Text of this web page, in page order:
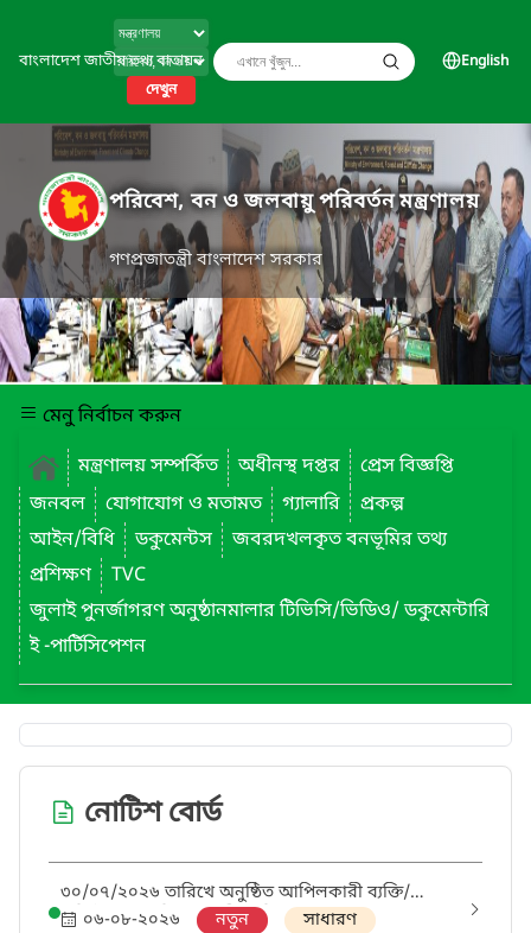
বাংলাদেশ জাতীয় তথ্য বাতায়ন
দেখুন
English
পরিবেশ, বন ও জলবায়ু পরিবর্তন মন্ত্রণালয়
গণপ্রজাতন্ত্রী বাংলাদেশ সরকার
মেনু নির্বাচন করুন
মন্ত্রণালয় সম্পর্কিত
অধীনস্থ দপ্তর
প্রেস বিজ্ঞপ্তি
জনবল
যোগাযোগ ও মতামত গ্যালারি
প্রকল্প
আইন/বিধি
ডকুমেন্টস
জবরদখলকৃত বনভূমির তথ্য
প্রশিক্ষণ
TVC
জুলাই পুনর্জাগরণ অনুষ্ঠানমালার টিভিসি/ভিডিও/ ডকুমেন্টারি
ই -পার্টিসিপেশন
নোটিশ বোর্ড
৩০/০৭/২০২৬ তারিখে অনুষ্ঠিত আপিলকারী ব্যক্তি/
প্রতিষ্ঠানের আপিল শুনানীতে সিদ্ধান্ত।
০৬-০৮-২০২৬ নতুন সাধারণ